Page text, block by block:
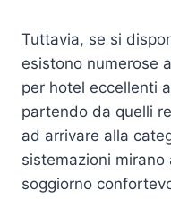
Tuttavia, se si
esistono numerose
per hotel eccellenti
partendo da quelli
ad arrivare alla
sistemazioni
soggiorno